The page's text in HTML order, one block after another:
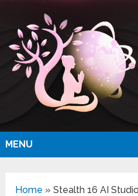
MENU
Home »Stealth 16 AI